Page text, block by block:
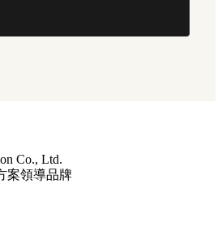
Co., Ltd.
案領導品牌